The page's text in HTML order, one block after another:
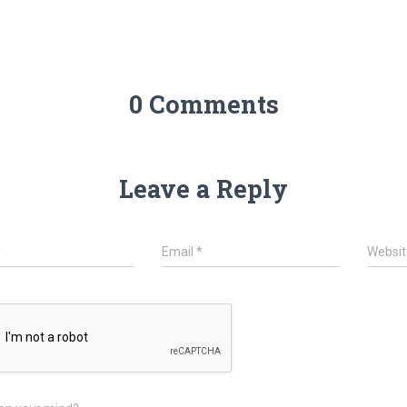
0 Comments
Leave a Reply
Email*